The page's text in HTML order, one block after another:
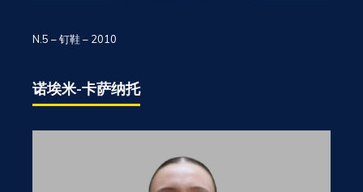
N.5 – 钉鞋 – 2010
诺埃米-卡萨纳托